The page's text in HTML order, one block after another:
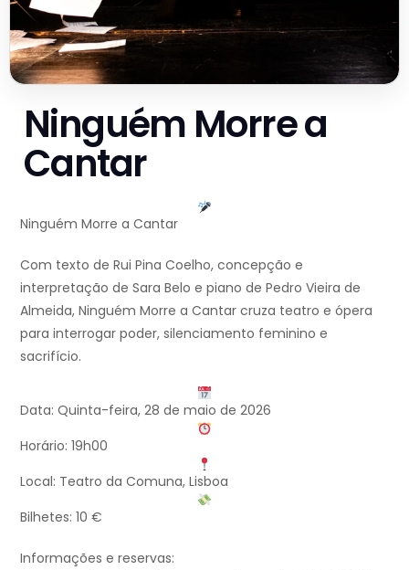
Ninguém Morre a
Cantar
Ninguém Morre a Cantar
Com texto de Rui Pina Coelho, concepção e
interpretação de Sara Belo e piano de Pedro Vieira de
Almeida, Ninguém Morre a Cantar cruza teatro e ópera
para interrogar poder, silenciamento feminino e
sacrifício.
Data: Quinta-feira, 28 de maio de 2026
Horário: 19h00
Local: Teatro da Comuna, Lisboa
Bilhetes: 10 €
Informações e reservas: